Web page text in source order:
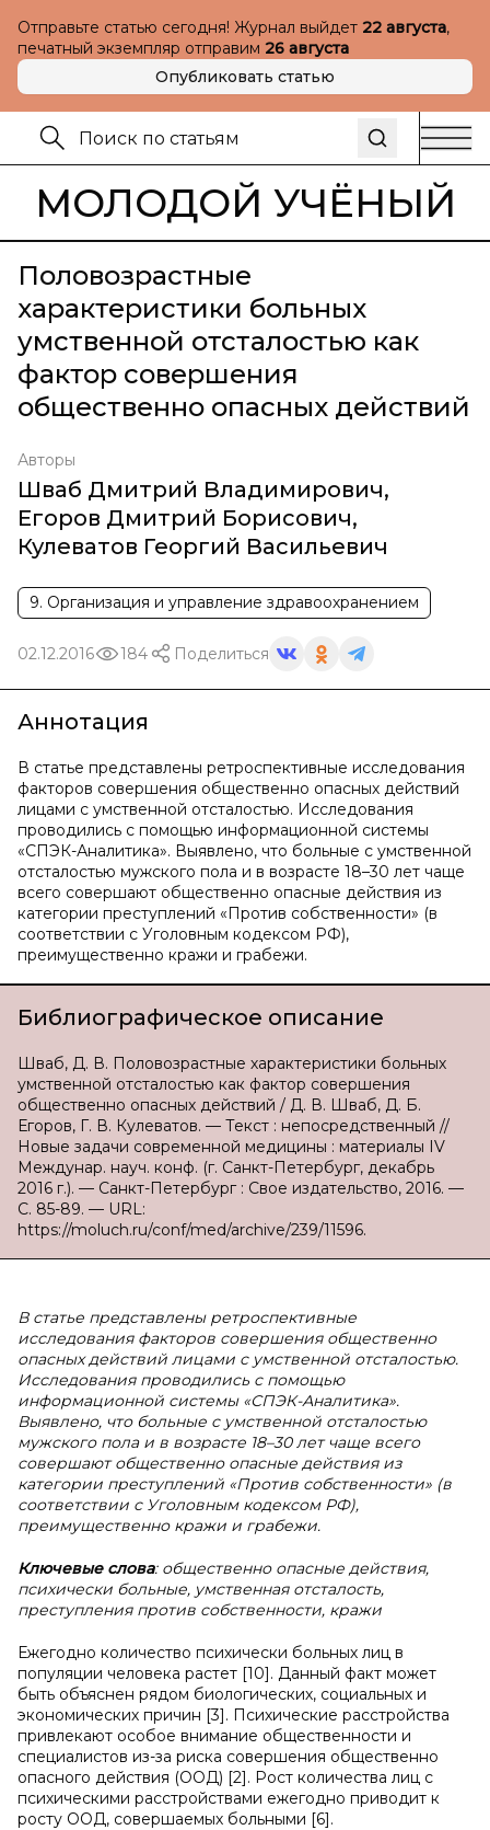
Отправьте статью сегодня! Журнал выйдет 22 августа,
печатный экземпляр отправим 26 августа
Опубликовать статью
МОЛОДОЙ УЧЁНЫЙ
Половозрастные
характеристики больных
умственной отсталостью как
фактор совершения
общественно опасных действий
Авторы
Шваб Дмитрий Владимирович,
Егоров Дмитрий Борисович,
Кулеватов Георгий Васильевич
9. Организация и управление здравоохранением
02.12.2016 184 Поделиться
Аннотация
В статье представлены ретроспективные исследования
факторов совершения общественно опасных действий
лицами с умственной отсталостью. Исследования
проводились с помощью информационной системы
«СПЭК-Аналитика». Выявлено, что больные с умственной
отсталостью мужского пола и в возрасте 18–30 лет чаще
всего совершают общественно опасные действия из
категории преступлений «Против собственности» (в
соответствии с Уголовным кодексом РФ),
преимущественно кражи и грабежи.
Библиографическое описание
Шваб, Д. В. Половозрастные характеристики больных
умственной отсталостью как фактор совершения
общественно опасных действий / Д. В. Шваб, Д. Б.
Егоров, Г. В. Кулеватов. — Текст : непосредственный //
Новые задачи современной медицины : материалы IV
Междунар. науч. конф. (г. Санкт-Петербург, декабрь
2016 г.). — Санкт-Петербург : Свое издательство, 2016. —
С. 85-89. — URL:
https://moluch.ru/conf/med/archive/239/11596.
В статье представлены ретроспективные
исследования факторов совершения общественно
опасных действий лицами с умственной отсталостью.
Исследования проводились с помощью
информационной системы «СПЭК-Аналитика».
Выявлено, что больные с умственной отсталостью
мужского пола и в возрасте 18–30 лет чаще всего
совершают общественно опасные действия из
категории преступлений «Против собственности» (в
соответствии с Уголовным кодексом РФ),
преимущественно кражи и грабежи.
Ключевые слова: общественно опасные действия,
психически больные, умственная отсталость,
преступления против собственности, кражи
Ежегодно количество психически больных лиц в
популяции человека растет [10]. Данный факт может
быть объяснен рядом биологических, социальных и
экономических причин [3]. Психические расстройства
привлекают особое внимание общественности и
специалистов из-за риска совершения общественно
опасного действия (ООД) [2]. Рост количества лиц с
психическими расстройствами ежегодно приводит к
росту ООД, совершаемых больными [6].